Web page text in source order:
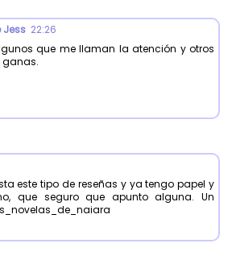
Jess 22:26
que me llaman la atención y otros
ganas.
este tipo de reseñas y ya tengo papel y
que seguro que apunto alguna. Un